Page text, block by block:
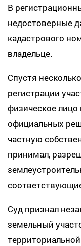
В
недостоверные
кадастрового
владельце.
Спустя
регистрации
физическое
официальных
частную
принимал,
Суд признал
земельный